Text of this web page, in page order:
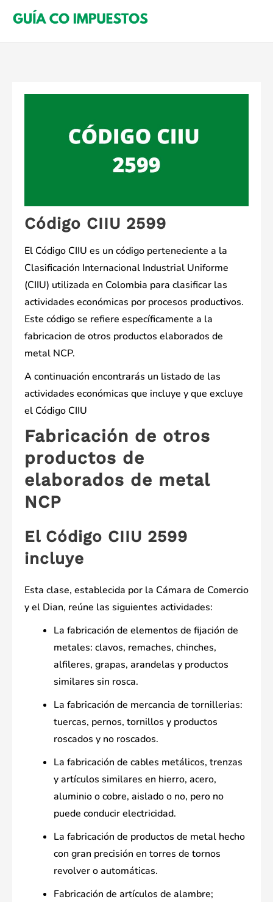
Código CIIU 2599
El Código CIIU es un código perteneciente a la
Clasificación Internacional Industrial Uniforme
(CIIU) utilizada en Colombia para clasificar las
actividades económicas por procesos productivos.
Este código se refiere específicamente a la
fabricacion de otros productos elaborados de
metal NCP.
A continuación encontrarás un listado de las
actividades económicas que incluye y que excluye
el Código CIIU
Fabricación de otros
productos de
elaborados de metal
NCP
El Código CIIU 2599
incluye
Esta clase, establecida por la Cámara de Comercio
y el Dian, reúne las siguientes actividades:
La fabricación de elementos de fijación de
metales: clavos, remaches, chinches,
alfileres, grapas, arandelas y productos
similares sin rosca.
La fabricación de mercancia de tornillerias:
tuercas, pernos, tornillos y productos
roscados y no roscados.
La fabricación de cables metálicos, trenzas
y artículos similares en hierro, acero,
aluminio o cobre, aislado o no, pero no
puede conducir electricidad.
La fabricación de productos de metal hecho
con gran precisión en torres de tornos
revolver o automáticas.
Fabricación de artículos de alambre;